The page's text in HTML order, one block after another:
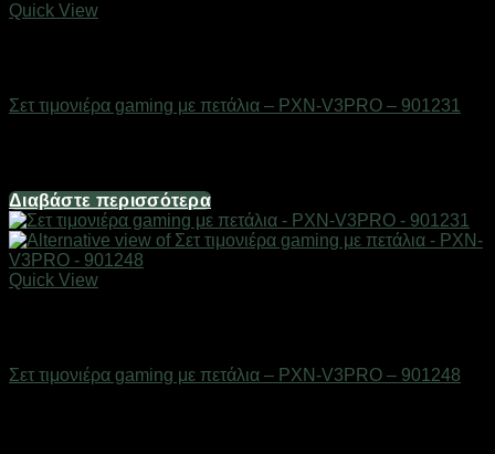
Quick View
Σετ τιμονιέρα gaming με πετάλια – PXN-V3PRO – 901231
Διαβάστε περισσότερα
Quick View
Σετ τιμονιέρα gaming με πετάλια – PXN-V3PRO – 901248